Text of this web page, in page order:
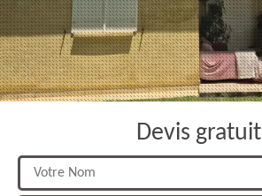
Devis gratuit